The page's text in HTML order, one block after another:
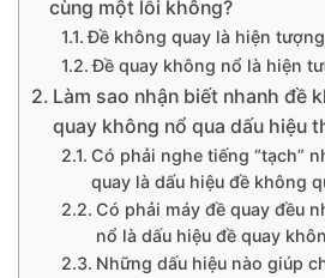
cùng một lỗi không?
Đề không quay là hiện
Đề quay không nổ là hiện
Làm sao nhận biết nhanh đề
quay không nổ qua dấu hiệu
Có phải nghe tiếng “tạch”
quay là dấu hiệu đề không
Có phải máy đề quay đều
nổ là dấu hiệu đề quay
Những dấu hiệu nào giúp